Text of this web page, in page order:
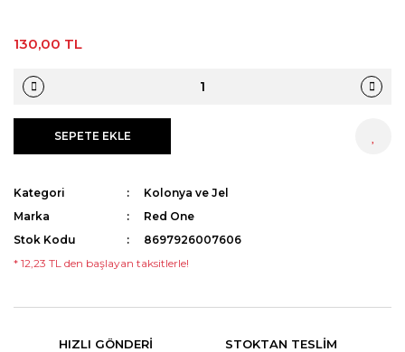
130,00 TL
SEPETE EKLE
Kategori
Kolonya ve Jel
Marka
Red One
Stok Kodu
8697926007606
* 12,23 TL den başlayan taksitlerle!
HIZLI GÖNDERI STOKTAN TESLIM